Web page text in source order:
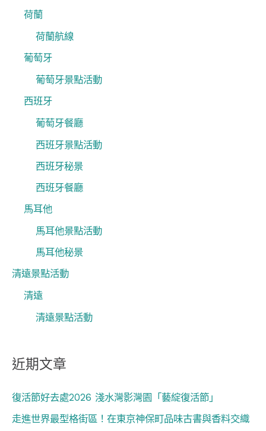
荷蘭
荷蘭航線
葡萄牙
葡萄牙景點活動
西班牙
葡萄牙餐廳
西班牙景點活動
西班牙秘景
西班牙餐廳
馬耳他
馬耳他景點活動
馬耳他秘景
清遠景點活動
清遠
清遠景點活動
近期文章
復活節好去處2026 淺水灣影灣園「藝綻復活節」
走進世界最型格街區！在東京神保町品味古書與香料交織